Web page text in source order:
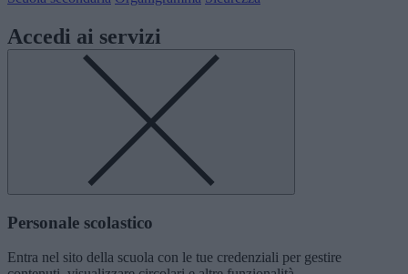
Accedi ai servizi
Personale scolastico
Entra nel sito della scuola con le tue credenziali per gestire